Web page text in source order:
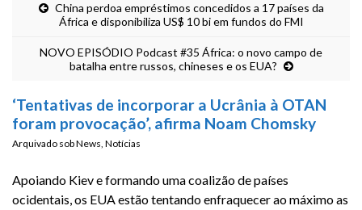
China perdoa empréstimos concedidos a 17 países da
África e disponibiliza US$ 10 bi em fundos do FMI
NOVO EPISÓDIO Podcast #35 África: o novo campo de
batalha entre russos, chineses e os EUA?
‘Tentativas de incorporar a Ucrânia à OTAN
foram provocação’, afirma Noam Chomsky
Arquivado sobNews, Notícias
Apoiando Kiev e formando uma coalizão de países
ocidentais, os EUA estão tentando enfraquecer ao máximo as